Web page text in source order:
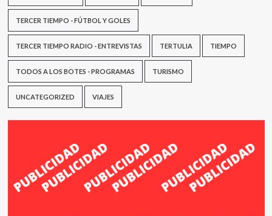
TERCER TIEMPO - FÚTBOL Y GOLES
TERCER TIEMPO RADIO - ENTREVISTAS TERTULIA TIEMPO
TODOS A LOS BOTES - PROGRAMAS TURISMO
UNCATEGORIZED VIAJES